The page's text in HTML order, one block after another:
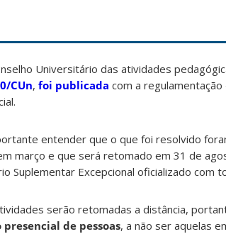
Universitário das atividades
CUn, foi publicada com a
entender que o que foi resolvido
março e que será retomado em 31 de
Suplementar Excepcional oficializado com
serão retomadas a distância,
de pessoas, a não ser aquelas